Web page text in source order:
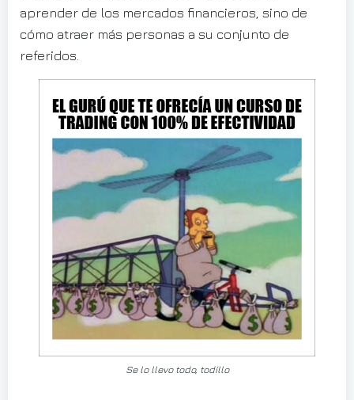
aprender de los mercados financieros, sino de
cómo atraer más personas a su conjunto de
referidos.
Se lo llevo todo, todillo